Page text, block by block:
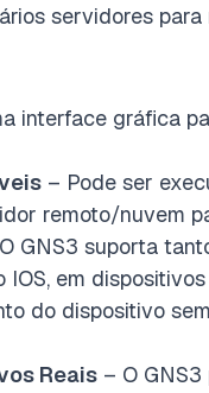
servidores para
interface gráfica
– Pode ser
remoto/nuvem
GNS3 suporta
IOS, em
do dispositivo
Reais – O